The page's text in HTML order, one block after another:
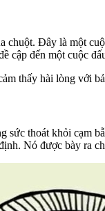
chuột. Đây là một
đến một cuộc
thấy hài lòng với
thoát khỏi cạm
Nó được bày ra